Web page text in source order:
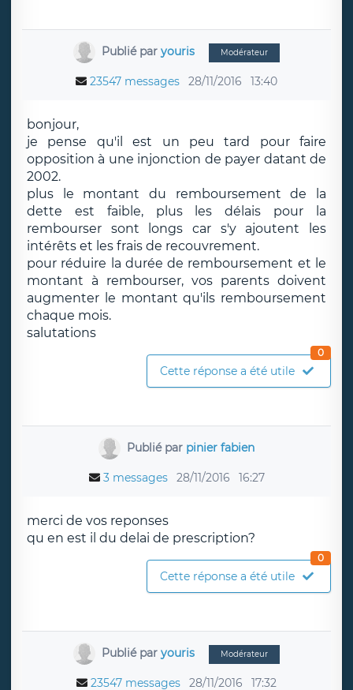
Publié par youris Modérateur
23547 messages 28/11/2016 13:40
bonjour,
je pense qu'il est un peu tard pour faire
opposition à une injonction de payer datant de
2002.
plus le montant du remboursement de la
dette est faible, plus les délais pour la
rembourser sont longs car s'y ajoutent les
intérêts et les frais de recouvrement.
pour réduire la durée de remboursement et le
montant à rembourser, vos parents doivent
augmenter le montant qu'ils remboursement
chaque mois.
salutations
Cette réponse a été utile
0
Publié par pinier fabien
3 messages 28/11/2016 16:27
merci de vos reponses
qu en est il du delai de prescription?
Cette réponse a été utile
0
Publié par youris Modérateur
23547 messages 28/11/2016 17:32